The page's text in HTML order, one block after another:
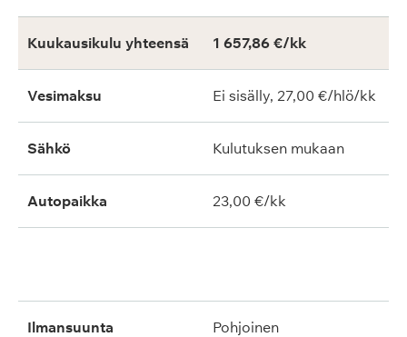
Kuukausikulu yhteensä 1 657,86 €/kk
Vesimaksu Ei sisälly, 27,00 €/hlö/kk
Sähkö Kulutuksen mukaan
Autopaikka 23,00 €/kk
ilmansuunta pohjoinen